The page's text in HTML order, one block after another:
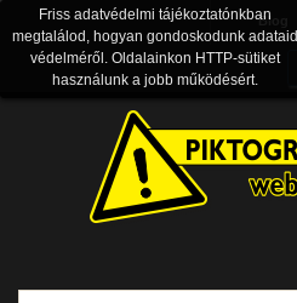
Blog
Friss adatvédelmi tájékoztatónkban
megtalálod, hogyan gondoskodunk adataid
védelméről. Oldalainkon HTTP-sütiket
használunk a jobb működésért.